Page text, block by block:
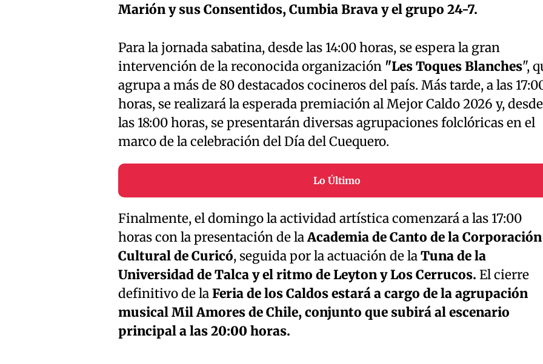
Marión y sus Consentidos, Cumbia Brava y el grupo 24-7.
Para la jornada sabatina, desde las 14:00 horas, se espera la gran
intervención de la reconocida organización "Les Toques Blanches",
agrupa a más de 80 destacados cocineros del país. Más tarde, a las
horas, se realizará la esperada premiación al Mejor Caldo 2026 y, desde
las 18:00 horas, se presentarán diversas agrupaciones folclóricas en el
marco de la celebración del Día del Cuequero.
Lo Último
Finalmente, el domingo la actividad artística comenzará a las 17:00
horas con la presentación de laAcademia de Canto de la Corporación
Cultural de Curicó, seguida por la actuación de laTuna de la
Universidad de Talca y el ritmo de Leyton y Los Cerrucos. El cierre
definitivo de laFeria de los Caldos estará a cargo de la agrupación
musical Mil Amores de Chile, conjunto que subirá al escenario
principal a las 20:00 horas.